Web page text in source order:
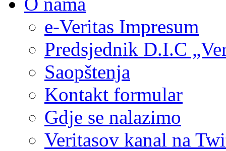
e-Veritas Impresum
Predsjednik D.I.C
Saopštenja
Kontakt formular
Gdje se nalazimo
Veritasov kanal na